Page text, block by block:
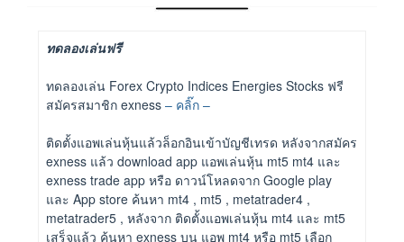
ทดลองเล่นฟรี
ทดลองเล่น Forex Crypto Indices Energies Stocks ฟรี
สมัครสมาชิก exness – คลิ๊ก –
ติดตั้งแอพเล่นหุ้นแล้วล็อกอินเข้าบัญชีเทรด หลังจากสมัคร
exness แล้ว download app แอพเล่นหุ้น mt5 mt4 และ
exness trade app หรือ ดาวน์โหลดจาก Google play
และ App store ค้นหา mt4 , mt5 , metatrader4 ,
metatrader5 , หลังจาก ติดตั้งแอพเล่นหุ้น mt4 และ mt5
เสร็จแล้ว ค้นหา exness บน แอพ mt4 หรือ mt5 เลือก